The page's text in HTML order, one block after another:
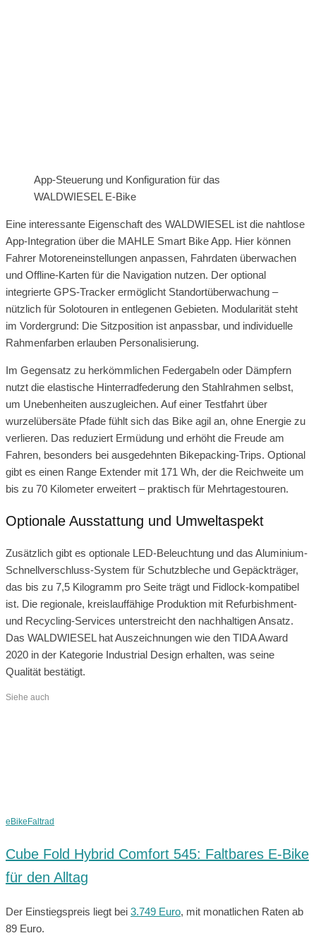
App-Steuerung und Konfiguration für das
WALDWIESEL E-Bike
Eine interessante Eigenschaft des WALDWIESEL ist die nahtlose
App-Integration über die MAHLE Smart Bike App. Hier können
Fahrer Motoreneinstellungen anpassen, Fahrdaten überwachen
und Offline-Karten für die Navigation nutzen. Der optional
integrierte GPS-Tracker ermöglicht Standortüberwachung –
nützlich für Solotouren in entlegenen Gebieten. Modularität steht
im Vordergrund: Die Sitzposition ist anpassbar, und individuelle
Rahmenfarben erlauben Personalisierung.
Im Gegensatz zu herkömmlichen Federgabeln oder Dämpfern
nutzt die elastische Hinterradfederung den Stahlrahmen selbst,
um Unebenheiten auszugleichen. Auf einer Testfahrt über
wurzelübersäte Pfade fühlt sich das Bike agil an, ohne Energie zu
verlieren. Das reduziert Ermüdung und erhöht die Freude am
Fahren, besonders bei ausgedehnten Bikepacking-Trips. Optional
gibt es einen Range Extender mit 171 Wh, der die Reichweite um
bis zu 70 Kilometer erweitert – praktisch für Mehrtagestouren.
Optionale Ausstattung und Umweltaspekt
Zusätzlich gibt es optionale LED-Beleuchtung und das Aluminium-
Schnellverschluss-System für Schutzbleche und Gepäckträger,
das bis zu 7,5 Kilogramm pro Seite trägt und Fidlock-kompatibel
ist. Die regionale, kreislauffähige Produktion mit Refurbishment-
und Recycling-Services unterstreicht den nachhaltigen Ansatz.
Das WALDWIESEL hat Auszeichnungen wie den TIDA Award
2020 in der Kategorie Industrial Design erhalten, was seine
Qualität bestätigt.
Siehe auch
eBikeFaltrad
Cube Fold Hybrid Comfort 545: Faltbares E-Bike
für den Alltag
Der Einstiegspreis liegt bei 3.749 Euro, mit monatlichen Raten ab
89 Euro.